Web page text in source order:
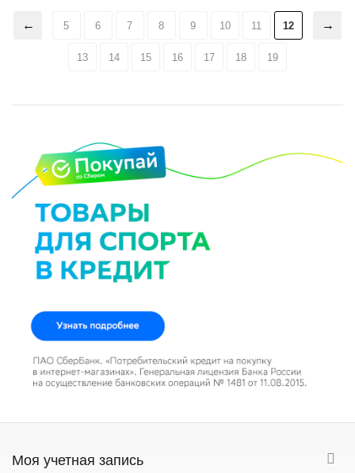
5 6 7 8 9 10 11 12
13 14 15 16 17 18 19
Моя учетная запись